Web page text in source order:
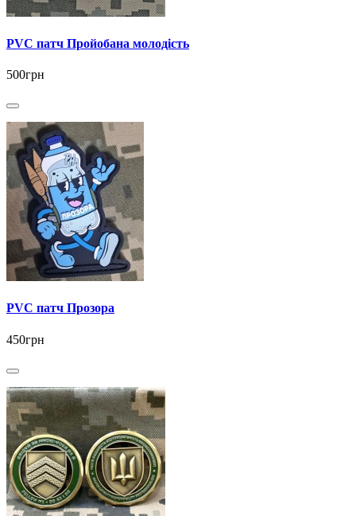
PVC патч Пройобана молодість
500грн
PVC патч Прозора
450грн